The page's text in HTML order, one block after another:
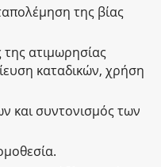
της βίας
ατιμωρησίας
καταδικών, χρήση
και συντονισμός των